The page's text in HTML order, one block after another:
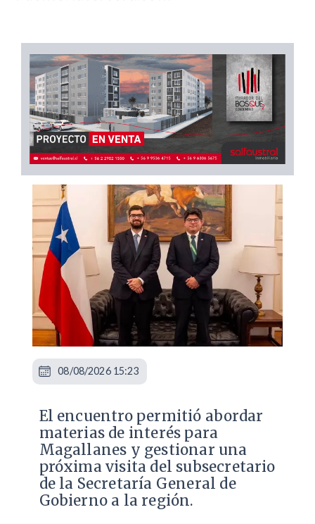
El encuentro permitió abordar
materias de interés para
Magallanes y gestionar una
próxima visita del subsecretario
de la Secretaría General de
Gobierno a la región.
08/08/2026 15:23